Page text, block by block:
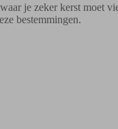
je zeker kerst moet
bestemmingen.